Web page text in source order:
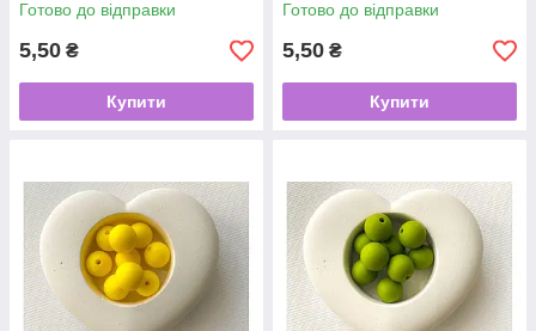
Готово до відправки
5,50 ₴
Купити
Готово до відправки
5,50 ₴
Купити